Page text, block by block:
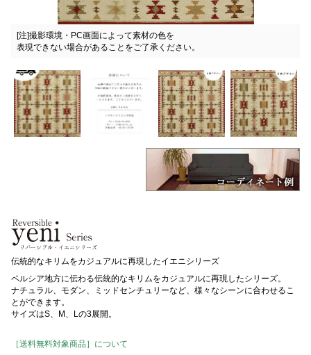
在庫について
伝統的なキリムをカジュアルに再現したイエニシリーズ
ペルシア地方に伝わる伝統的なキリムをカジュアルに再現したシリーズ。
ナチュラル、モダン、ミッドセンチュリーなど、様々なシーンに合わせるこ
とができます。
サイズはS、M、Lの3展開。
［送料無料対象商品］について